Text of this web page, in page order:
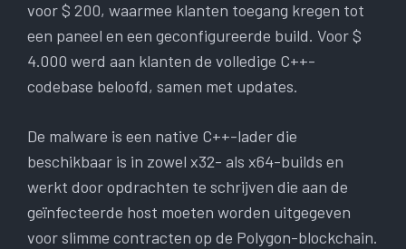
voor $ 200, waarmee klanten toegang kregen tot
een paneel en een geconfigureerde build. Voor $
4.000 werd aan klanten de volledige C++-
codebase beloofd, samen met updates.
De malware is een native C++-lader die
beschikbaar is in zowel x32- als x64-builds en
werkt door opdrachten te schrijven die aan de
geïnfecteerde host moeten worden uitgegeven
voor slimme contracten op de Polygon-blockchain.